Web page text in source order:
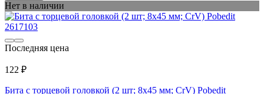
Нет в наличии
Последняя цена
122 ₽
Бита с торцевой головкой (2 шт; 8х45 мм; CrV) Pobedit